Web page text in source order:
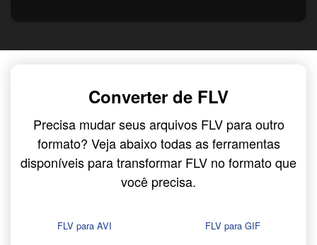
Converter de FLV
Precisa mudar seus arquivos FLV para outro
formato? Veja abaixo todas as ferramentas
disponíveis para transformar FLV no formato que
você precisa.
FLV para AVI
FLV para GIF